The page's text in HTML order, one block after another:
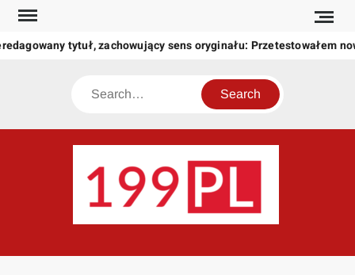
Skip
content
tytuł, zachowujący sens oryginału: Przetestowałem
Search
świat